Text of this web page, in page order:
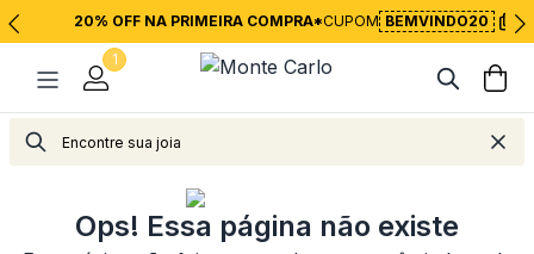
20% OFF NA PRIMEIRA COMPRA*CUPOM BEMVINDO20
1
<Voltar para página inicial
Ops! Essa página não existe